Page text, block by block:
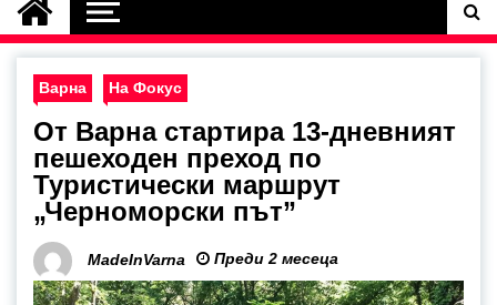
Варна На Фокус
От Варна стартира 13-дневният
пешеходен преход по
Туристически маршрут
„Черноморски път”
MadeInVarna Преди 2 месеца